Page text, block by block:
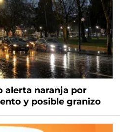
alerta naranja por
y posible granizo